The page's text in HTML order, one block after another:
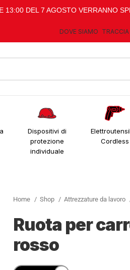
DEL 7 AGOSTO VERRANNO
DOVE SIAMO
Dispositivi di
protezione
individuale
Cordless
Home Shop Attrezzature da lavoro
Ruota per
rosso